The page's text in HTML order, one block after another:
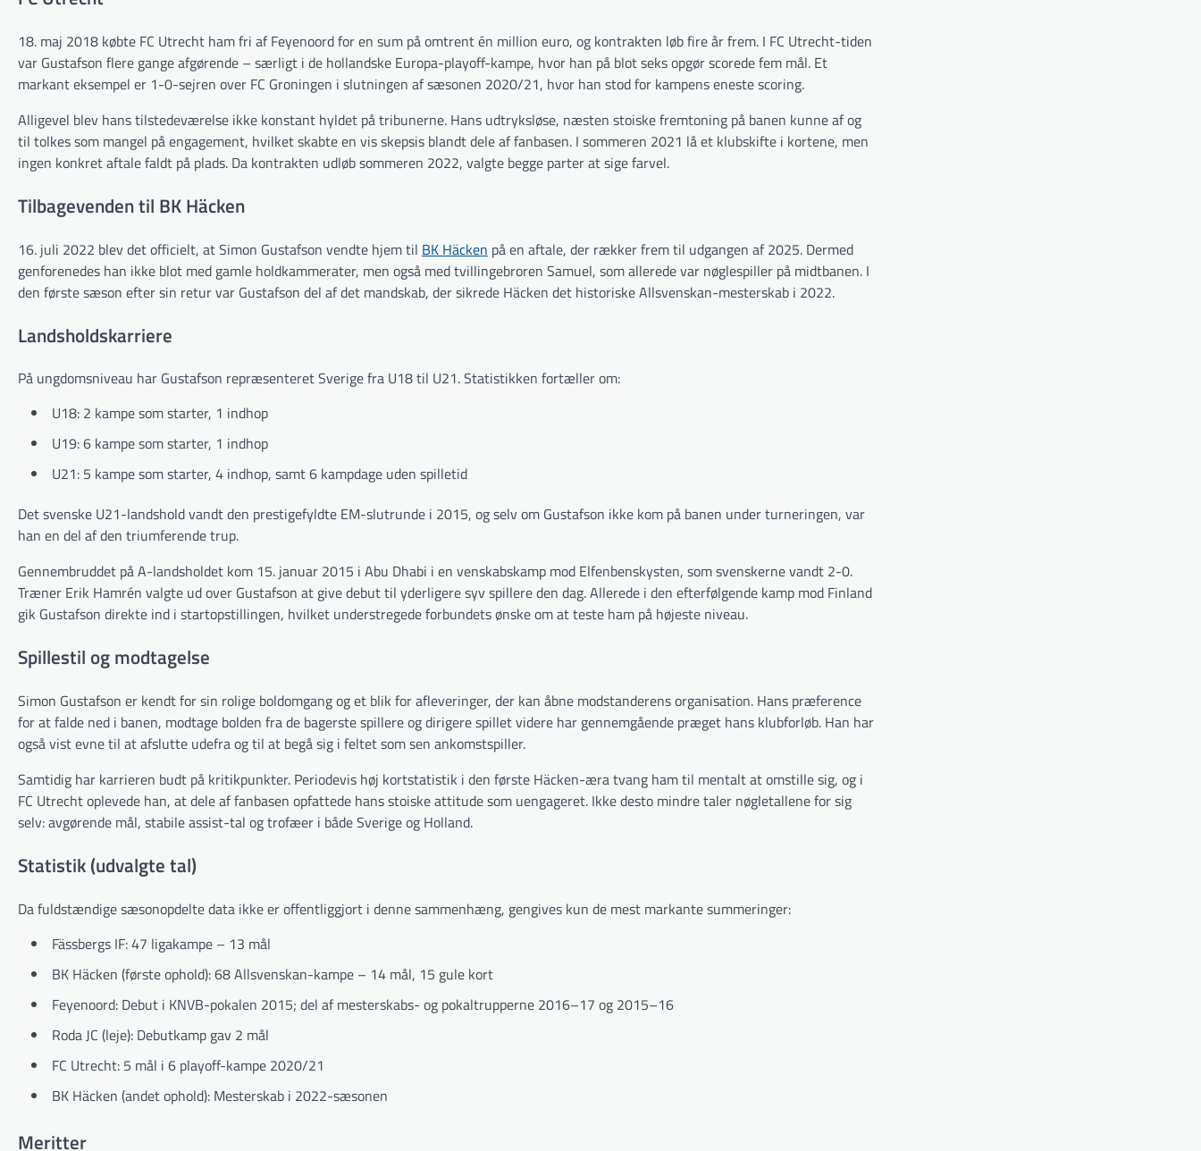
18. maj 2018 købte FC Utrecht ham fri af Feyenoord for en sum på omtrent én million euro, og kontrakten løb fire år frem. I FC Utrecht-tiden
var Gustafson flere gange afgørende – særligt i de hollandske Europa-playoff-kampe, hvor han på blot seks opgør scorede fem mål. Et
markant eksempel er 1-0-sejren over FC Groningen i slutningen af sæsonen 2020/21, hvor han stod for kampens eneste scoring.
Alligevel blev hans tilstedeværelse ikke konstant hyldet på tribunerne. Hans udtryksløse, næsten stoiske fremtoning på banen kunne af og
til tolkes som mangel på engagement, hvilket skabte en vis skepsis blandt dele af fanbasen. I sommeren 2021 lå et klubskifte i kortene, men
ingen konkret aftale faldt på plads. Da kontrakten udløb sommeren 2022, valgte begge parter at sige farvel.
Tilbagevenden til BK Häcken
16. juli 2022 blev det officielt, at Simon Gustafson vendte hjem til BK Häcken på en aftale, der rækker frem til udgangen af 2025. Dermed
genforenedes han ikke blot med gamle holdkammerater, men også med tvillingebroren Samuel, som allerede var nøglespiller på midtbanen. I
den første sæson efter sin retur var Gustafson del af det mandskab, der sikrede Häcken det historiske Allsvenskan-mesterskab i 2022.
Landsholdskarriere
På ungdomsniveau har Gustafson repræsenteret Sverige fra U18 til U21. Statistikken fortæller om:
U18: 2 kampe som starter, 1 indhop
U19: 6 kampe som starter, 1 indhop
U21: 5 kampe som starter, 4 indhop, samt 6 kampdage uden spilletid
Det svenske U21-landshold vandt den prestigefyldte EM-slutrunde i 2015, og selv om Gustafson ikke kom på banen under turneringen, var
han en del af den triumferende trup.
Gennembruddet på A-landsholdet kom 15. januar 2015 i Abu Dhabi i en venskabskamp mod Elfenbenskysten, som svenskerne vandt 2-0.
Træner Erik Hamrén valgte ud over Gustafson at give debut til yderligere syv spillere den dag. Allerede i den efterfølgende kamp mod Finland
gik Gustafson direkte ind i startopstillingen, hvilket understregede forbundets ønske om at teste ham på højeste niveau.
Spillestil og modtagelse
Simon Gustafson er kendt for sin rolige boldomgang og et blik for afleveringer, der kan åbne modstanderens organisation. Hans præference
for at falde ned i banen, modtage bolden fra de bagerste spillere og dirigere spillet videre har gennemgående præget hans klubforløb. Han har
også vist evne til at afslutte udefra og til at begå sig i feltet som sen ankomstspiller.
Samtidig har karrieren budt på kritikpunkter. Periodevis høj kortstatistik i den første Häcken-æra tvang ham til mentalt at omstille sig, og i
FC Utrecht oplevede han, at dele af fanbasen opfattede hans stoiske attitude som uengageret. Ikke desto mindre taler nøgletallene for sig
selv: avgørende mål, stabile assist-tal og trofæer i både Sverige og Holland.
Statistik (udvalgte tal)
Da fuldstændige sæsonopdelte data ikke er offentliggjort i denne sammenhæng, gengives kun de mest markante summeringer:
Fässbergs IF: 47 ligakampe – 13 mål
BK Häcken (første ophold): 68 Allsvenskan-kampe – 14 mål, 15 gule kort
Feyenoord: Debut i KNVB-pokalen 2015; del af mesterskabs- og pokaltrupperne 2016–17 og 2015–16
Roda JC (leje): Debutkamp gav 2 mål
FC Utrecht: 5 mål i 6 playoff-kampe 2020/21
BK Häcken (andet ophold): Mesterskab i 2022-sæsonen
Meritter